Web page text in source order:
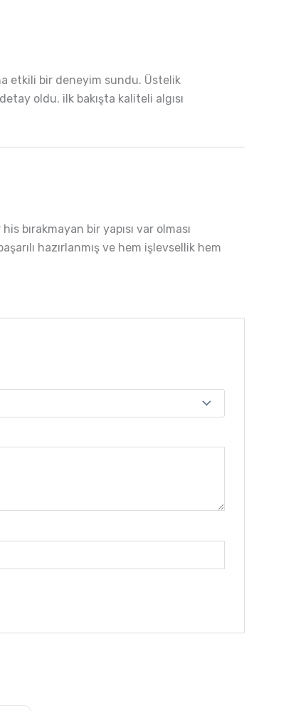
etkili bir deneyim sundu. Üstelik
oldu. ilk bakışta kaliteli algısı
bırakmayan bir yapısı var olması
hazırlanmış ve hem işlevsellik hem